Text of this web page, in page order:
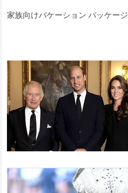
家族向けバケーション パッケージ